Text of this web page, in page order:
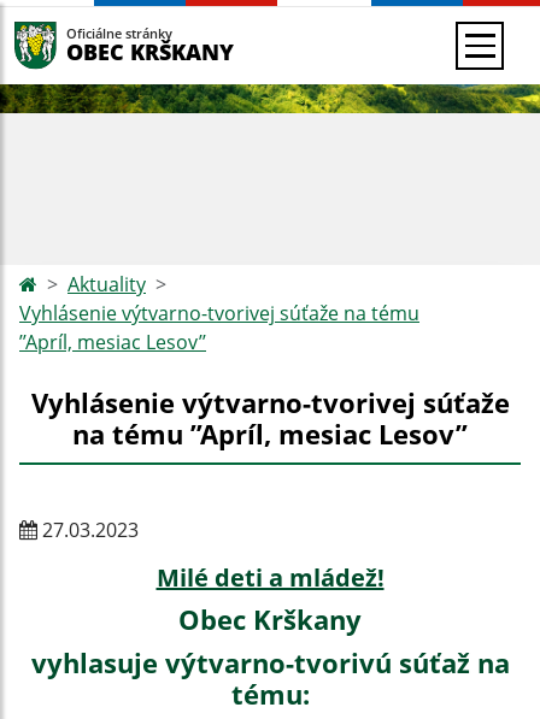
Oficiálne stránky
OBEC KRŠKANY
Aktuality
Vyhlásenie výtvarno-tvorivej súťaže na tému
’’Apríl, mesiac Lesov’’
Vyhlásenie výtvarno-tvorivej súťaže
na tému ’’Apríl, mesiac Lesov’’
27.03.2023
Milé deti a mládež!
Obec Krškany
vyhlasuje výtvarno-tvorivú súťaž na
tému: